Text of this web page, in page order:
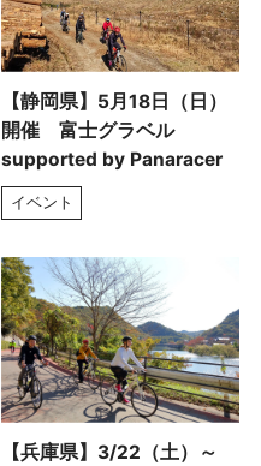
【静岡県】5月18日（日）
開催 富士グラベル
supported by Panaracer
イベント
【兵庫県】3/22（土）～